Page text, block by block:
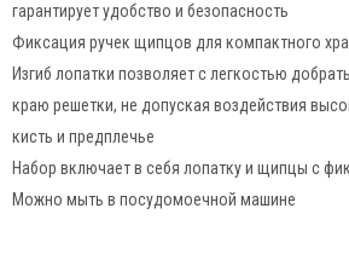
гарантирует удобство и безопасность
Фиксация ручек щипцов для компактного
Изгиб лопатки позволяет с легкостью
краю решетки, не допуская воздействия
кисть и предплечье
Набор включает в себя лопатку и щипцы с
Можно мыть в посудомоечной машине